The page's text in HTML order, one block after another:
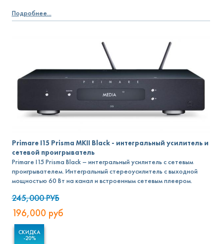
Подробнее...
Primare I15 Prisma MKII Black - интегральный усилитель и
сетевой проигрыватель
Primare I15 Prisma Black – интегральный усилитель с сетевым
проигрывателем. Интегральный стереоусилитель с выходной
мощностью 60 Вт на канал и встроенным сетевым плеером.
245,000РУБ
196,000 руб
СКИДКА
-20%